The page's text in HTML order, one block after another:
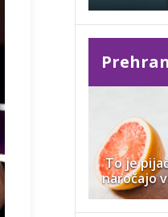
To je
naročajo